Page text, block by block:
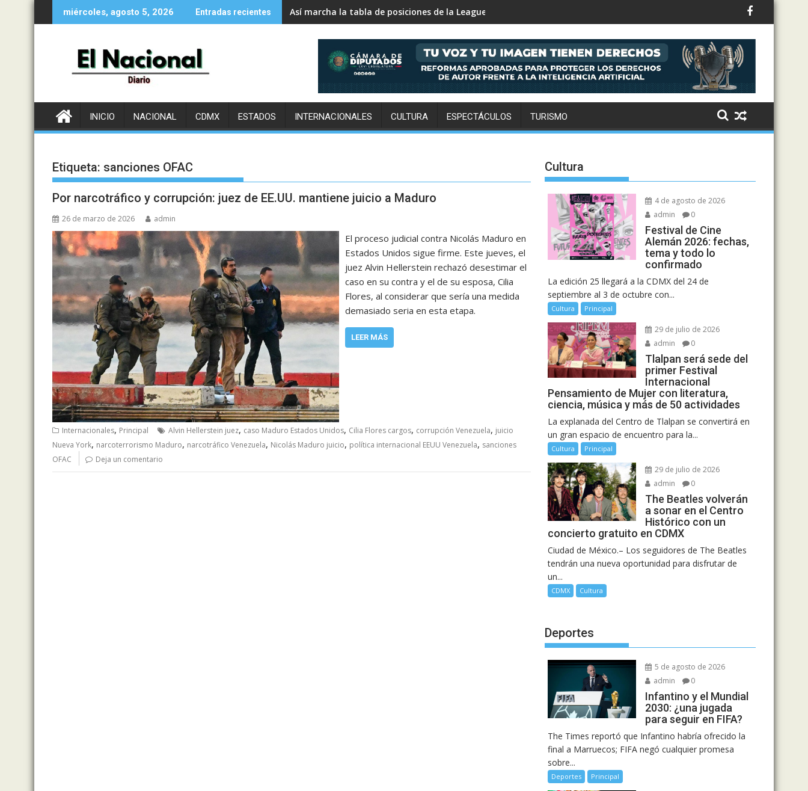
al
miércoles, agosto 5, 2026 Entradas recientes Así marcha la tabla de posiciones de la Leagues Cup 2026
INICIO NACIONAL CDMX ESTADOS INTERNACIONALES CULTURA ESPECTÁCULOS TURISMO
Etiqueta: sanciones OFAC
Por narcotráfico y corrupción: juez de EE.UU. mantiene juicio a Maduro
26 de marzo de 2026 admin
El proceso judicial contra Nicolás Maduro en
Estados Unidos sigue firme. Este jueves, el
juez Alvin Hellerstein rechazó desestimar el
caso en su contra y el de su esposa, Cilia
Flores, al considerar que sería una medida
demasiado seria en esta etapa.
LEER MÁS
Internacionales, Principal Alvin Hellerstein juez, caso Maduro Estados Unidos, Cilia Flores cargos, corrupción Venezuela, juicio
Nueva York, narcoterrorismo Maduro, narcotráfico Venezuela, Nicolás Maduro juicio, política internacional EEUU Venezuela, sanciones
OFAC
Deja un comentario
Cultura
4 de agosto de 2026
admin
0
Festival de Cine
Alemán 2026: fechas,
tema y todo lo
confirmado
La edición 25 llegará a la CDMX del 24 de
septiembre al 3 de octubre con...
Cultura Principal
29 de julio de 2026
admin
0
Tlalpan será sede del
primer Festival
Internacional
Pensamiento de Mujer con literatura,
ciencia, música y más de 50 actividades
La explanada del Centro de Tlalpan se convertirá en
un gran espacio de encuentro para la...
Cultura Principal
29 de julio de 2026
admin
0
The Beatles volverán
a sonar en el Centro
Histórico con un
concierto gratuito en CDMX
Ciudad de México.– Los seguidores de The Beatles
tendrán una nueva oportunidad para disfrutar de
un...
CDMX Cultura
Deportes
5 de agosto de 2026
admin
0
Infantino y el Mundial
2030: ¿una jugada
para seguir en FIFA?
The Times reportó que Infantino habría ofrecido la
final a Marruecos; FIFA negó cualquier promesa
sobre...
Deportes Principal